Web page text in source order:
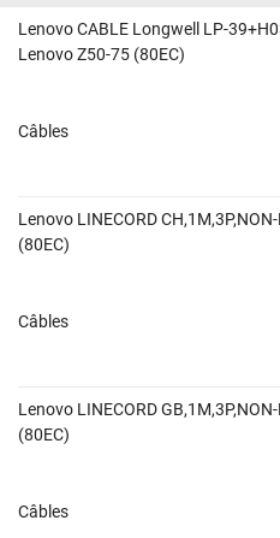
Lenovo CABLE Longwell LP-
Lenovo Z50-75 (80EC)
Câbles
Lenovo LINECORD
(80EC)
Câbles
Lenovo LINECORD
(80EC)
Câbles